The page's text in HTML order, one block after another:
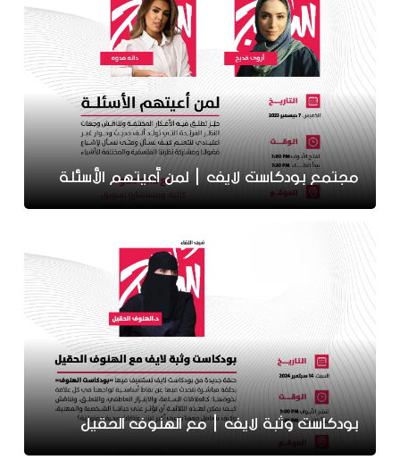
مجتمع بودكاست لايف | لمن أعيتهم الأسئلة
بودكاست وثبة لايف | مع الهنوف الحقيل